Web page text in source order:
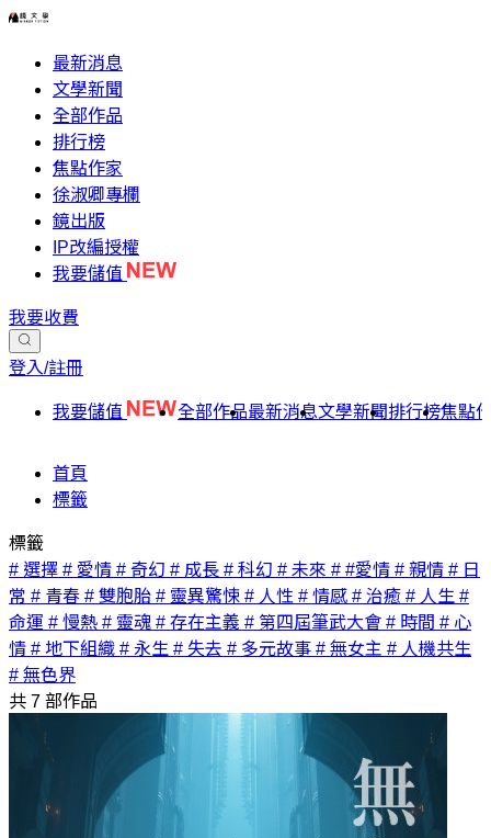
最新消息
文學新聞
全部作品
排行榜
焦點作家
徐淑卿專欄
鏡出版
IP改編授權
我要儲值
我要收費
登入/註冊
我要儲值 全部作品最新消息文學新聞排行榜焦點
首頁
標籤
標籤
# 選擇 # 愛情 # 奇幻 # 成長 # 科幻 # 未來 # #愛情 # 親情 # 日
常 # 青春 # 雙胞胎 # 靈異驚悚 # 人性 # 情感 # 治癒 # 人生 #
命運 # 慢熱 # 靈魂 # 存在主義 # 第四屆筆武大會 # 時間 # 心
情 # 地下組織 # 永生 # 失去 # 多元故事 # 無女主 # 人機共生
# 無色界
共 7 部作品